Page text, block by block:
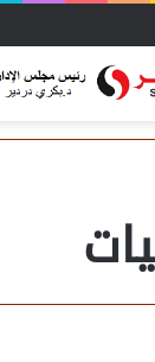
«مسك ختام»